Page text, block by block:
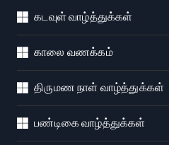
கடவுள் வாழ்த்துக்கள்
காலை வணக்கம்
திருமண நாள் வாழ்த்துக்கள்
பண்டிகை வாழ்த்துக்கள்